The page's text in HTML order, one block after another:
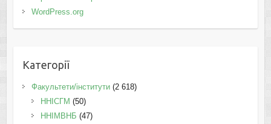
WordPress.org
Категорії
Факультети/інститути(2 618)
ННІСГМ (50)
ННІМВНБ (47)